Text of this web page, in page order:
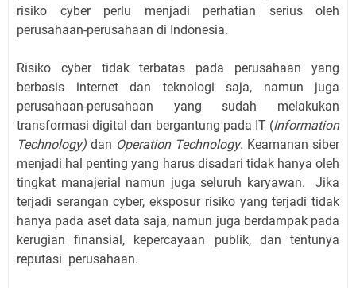
risiko cyber perlu menjadi perhatian serius oleh
perusahaan-perusahaan di Indonesia.
Risiko cyber tidak terbatas pada perusahaan yang
berbasis internet dan teknologi saja, namun juga
perusahaan-perusahaan yang sudah melakukan
transformasi digital dan bergantung pada IT (Information
Technology) dan Operation Technology. Keamanan siber
menjadi hal penting yang harus disadari tidak hanya oleh
tingkat manajerial namun juga seluruh karyawan. Jika
terjadi serangan cyber, eksposur risiko yang terjadi tidak
hanya pada aset data saja, namun juga berdampak pada
kerugian finansial, kepercayaan publik, dan tentunya
reputasi perusahaan.